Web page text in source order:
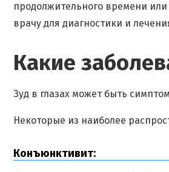
продолжительного времени
врачу для диагностики и
Какие
Зуд в глазах может быть
Некоторые из наиболее
Конъюнктивит: